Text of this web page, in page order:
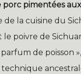
porc pimentées
de la cuisine du
poivre de
de poisson